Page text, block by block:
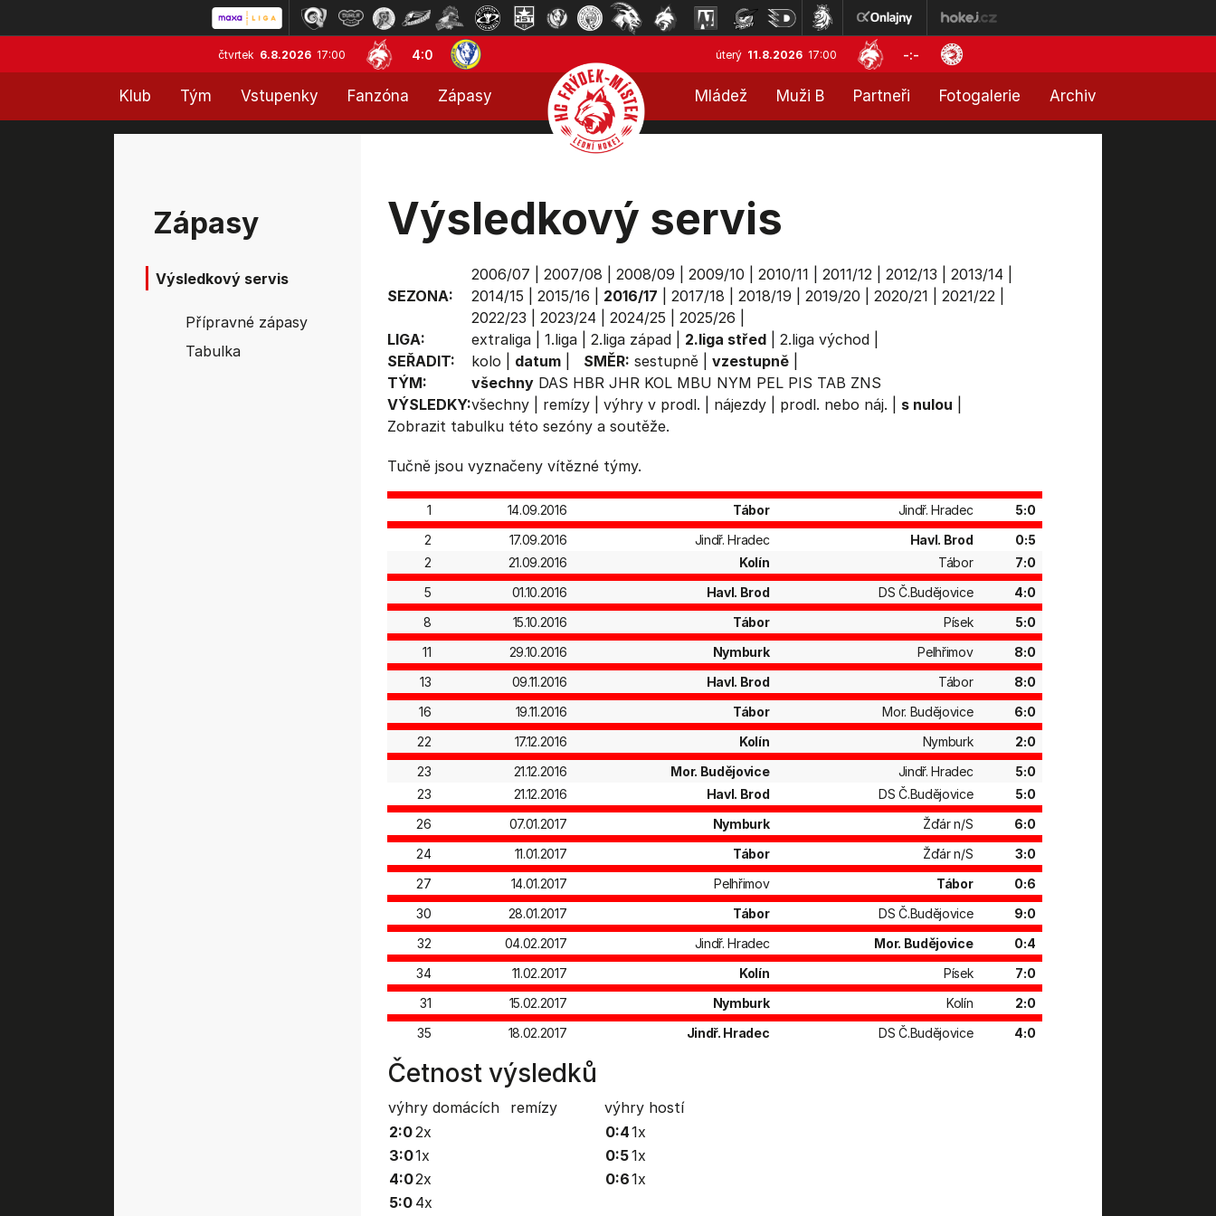
čtvrtek 6.8.2026 17:00 4:0 úterý 11.8.2026 17:00 -:-
Klub Tým Vstupenky Fanzóna Zápasy Mládež Muži B Partneři Fotogalerie Archiv
Zápasy
Výsledkový servis
Přípravné zápasy
Tabulka
Výsledkový servis
SEZONA:
2006/07 2007/08 2008/09 2009/10 2010/11 2011/12| 2012/13 2013/14
2014/15
2015/16 2016/17 2017/18 2018/19 2019/20 2020/21 2021/22|
2022/23
2023/24 2024/25 2025/26
LIGA:
extraliga| 1.liga| 2.liga západ| 2.liga střed| 2.liga východ|
SEŘADIT:
kolo datum| SMĚR: sestupně| vzestupně|
TÝM:
všechny DAS HBR JHR KOL MBU NYM PEL PIS TAB ZNS
VÝSLEDKY:všechny| remízy| výhry v prodl. nájezdy| prodl. nebo náj. s nulou
Zobrazit tabulkutéto sezóny a soutěže.
Tučně jsou vyznačeny vítězné týmy.
1 14.09.2016 Tábor Jindř. Hradec
5:0
2
17.09.2016 Jindř. Hradec Havl. Brod
0:5
2
21.09.2016 Kolín Tábor
7:0
5
01.10.2016 Havl. Brod DS Č.Budějovice
4:0
8
15.10.2016 Tábor Písek
5:0
11
29.10.2016 Nymburk Pelhřimov
8:0
13
09.11.2016 Havl. Brod Tábor
8:0
16
19.11.2016 Tábor Mor. Budějovice
6:0
22
17.12.2016 Kolín Nymburk
2:0
23
21.12.2016 Mor. Budějovice Jindř. Hradec
5:0
23
21.12.2016 Havl. Brod DS Č.Budějovice
5:0
26
07.01.2017 Nymburk Žďár n/S
6:0
24
11.01.2017 Tábor Žďár n/S
3:0
27
14.01.2017 Pelhřimov Tábor
0:6
30
28.01.2017 Tábor DS Č.Budějovice
9:0
32
04.02.2017 Jindř. Hradec Mor. Budějovice
0:4
34
11.02.2017 Kolín Písek
7:0
31
15.02.2017 Nymburk Kolín
2:0
35
18.02.2017 Jindř. Hradec DS Č.Budějovice 4:0
Četnost výsledků
výhry domácích remízy
výhry hostí
2:02x
3:01x
4:02x
5:0 4x
0:41x
0:51x
0:61x